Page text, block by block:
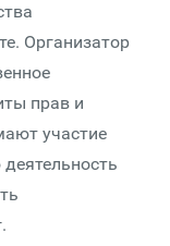
Организатор
прав и
участие